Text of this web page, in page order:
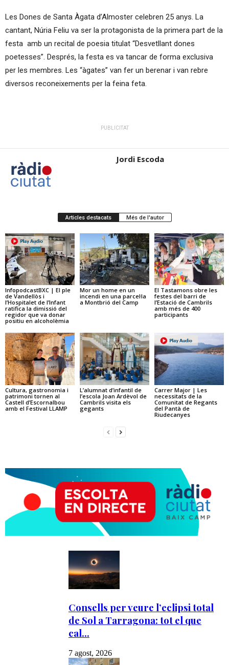
Les Dones de Santa Àgata d’Almoster celebren 25 anys. La
cantant, Núria Feliu va ser la protagonista de la primera part de la
festa amb un recital de poesia titulat “Desvetllant dones
poetesses”. Després, la festa es va tancar de forma exclusiva
per les membres. Les “àgates” van fer un berenar i van rebre
diversos reconeixements per la feina feta.
PUBLICITAT
Jordi Escoda
Articles destacats Més de l'autor
InfopodcastBXC | El ple
de Vandellòs i
l’Hospitalet de l’Infant
ratifica la dimissió del
regidor que va donar
positiu en alcoholèmia
Mor un home en un
incendi en una parcel·la
a Montbrió del Camp
El Tastamons obre les
festes del barri de
l’Estació de Cambrils
amb més de 400
participants
Cultura, gastronomia i
patrimoni tornen al
Castell d’Escornalbou
amb el Festival LLAMP
L’alumnat d’infantil de
l’escola Joan Ardèvol de
Cambrils visita els
gegants
Carrer Major | Les
necessitats de la
Comunitat de Regants
del Pantà de
Riudecanyes